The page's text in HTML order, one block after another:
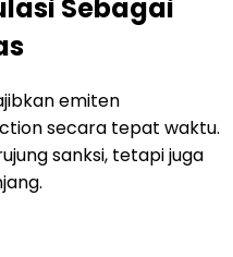
Sebagai
emiten
secara tepat waktu.
sanksi, tetapi juga